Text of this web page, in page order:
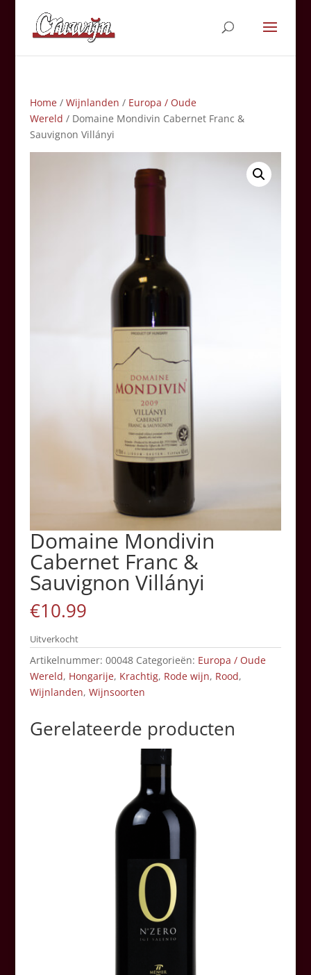
Home/ Wijnlanden / Europa / Oude
Wereld / Domaine Mondivin Cabernet Franc &
Sauvignon Villányi
Domaine Mondivin
Cabernet Franc &
Sauvignon Villányi
€10.99
Uitverkocht
Artikelnummer: 00048 Categorieën: Europa / Oude
Wereld, Hongarije, Krachtig, Rode wijn, Rood,
Wijnlanden, Wijnsoorten
Gerelateerde producten